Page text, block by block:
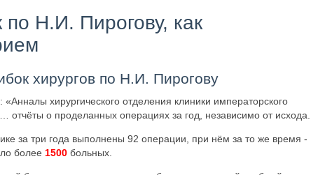
Н.И. Пирогову, как
хирургов по Н.И. Пирогову
хирургического отделения клиники императорского
отчёты о проделанных операциях за год, независимо от исхода.
за три года выполнены 92 операции, при нём за то же время -
более 1500 больных.